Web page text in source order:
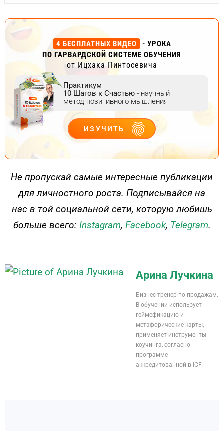
4 БЕСПЛАТНЫХ ВИДЕО
- УРОКА
ПО ГАРВАРДСКОЙ СИСТЕМЕ ОБУЧЕНИЯ
от Ицхака Пинтосевича
Практикум
10 Шагов к Счастью - научный
метод позитивного мышления
ИЗУЧИТЬ
ДЕЙСТВУЙ
Не пропускай самые интересные публикации
для личностного роста. Подписывайся на
нас в той социальной сети, которую любишь
больше всего: Instagram, Facebook, Telegram.
Арина Лучкина
Бизнес-тренер по продажам.
В обучении использует
геймефикацию и
метафорические карты,
применяет инструменты
коучинга, согласно
программе
аккредитованной в ICF.